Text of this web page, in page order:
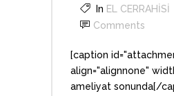
In EL CERRAHİSİ
Comments
[caption
align="alignnone"
ameliyat sonunda[/